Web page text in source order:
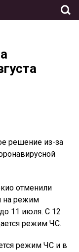
решение из-за
отменили
на режим
11 июля. С 12
режим ЧС.
режим ЧС и в